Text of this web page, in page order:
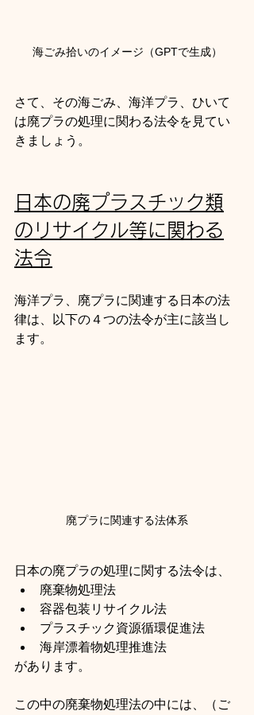
海ごみ拾いのイメージ（GPTで生成）
さて、その海ごみ、海洋プラ、ひいて
は廃プラの処理に関わる法令を見てい
きましょう。
日本の廃プラスチック類
のリサイクル等に関わる
法令
海洋プラ、廃プラに関連する日本の法
律は、以下の４つの法令が主に該当し
ます。
廃プラに関連する法体系
日本の廃プラの処理に関する法令は、
廃棄物処理法
容器包装リサイクル法
プラスチック資源循環促進法
海岸漂着物処理推進法
があります。
この中の廃棄物処理法の中には、（ご